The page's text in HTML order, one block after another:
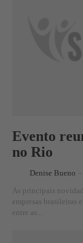
Evento
no Rio
Denise Bueno -
As principais
empresas brasileiras
entre as...